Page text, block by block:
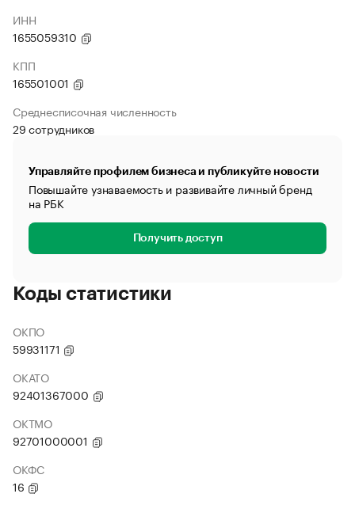
ИНН
1655059310
КПП
165501001
Среднесписочная численность
29 сотрудников
Управляйте профилем бизнеса и публикуйте новости
Повышайте узнаваемость и развивайте личный бренд
на РБК
Получить доступ
Коды статистики
ОКПО
59931171
ОКАТО
92401367000
ОКТМО
92701000001
ОКФС
16